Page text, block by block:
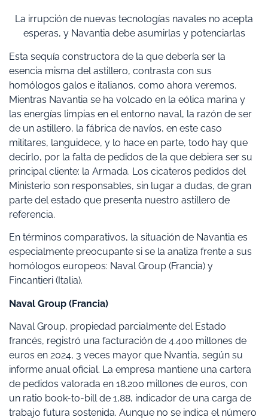
La irrupción de nuevas tecnologías navales no acepta
esperas, y Navantia debe asumirlas y potenciarlas
Esta sequía constructora de la que debería ser la
esencia misma del astillero, contrasta con sus
homólogos galos e italianos, como ahora veremos.
Mientras Navantia se ha volcado en la eólica marina y
las energías limpias en el entorno naval, la razón de ser
de un astillero, la fábrica de navíos, en este caso
militares, languidece, y lo hace en parte, todo hay que
decirlo, por la falta de pedidos de la que debiera ser su
principal cliente: la Armada. Los cicateros pedidos del
Ministerio son responsables, sin lugar a dudas, de gran
parte del estado que presenta nuestro astillero de
referencia.
En términos comparativos, la situación de Navantia es
especialmente preocupante si se la analiza frente a sus
homólogos europeos: Naval Group (Francia) y
Fincantieri (Italia).
Naval Group (Francia)
Naval Group, propiedad parcialmente del Estado
francés, registró una facturación de 4.400 millones de
euros en 2024, 3 veces mayor que Nvantia, según su
informe anual oficial. La empresa mantiene una cartera
de pedidos valorada en 18.200 millones de euros, con
un ratio book-to-bill de 1,88, indicador de una carga de
trabajo futura sostenida. Aunque no se indica el número